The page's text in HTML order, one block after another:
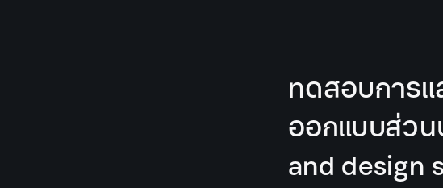
ทดสอบการ
ออกแบบส่วน
and design